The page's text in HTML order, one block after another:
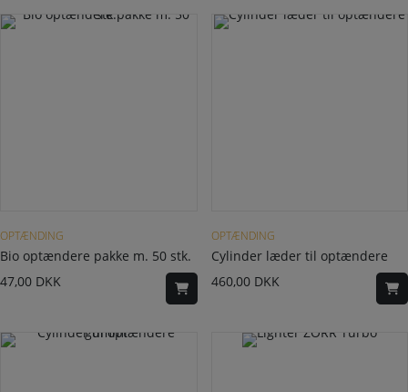
OPTÆNDING
Bio optændere pakke m. 50 stk.
47,00 DKK
OPTÆNDING
Cylinder læder til optændere
460,00 DKK